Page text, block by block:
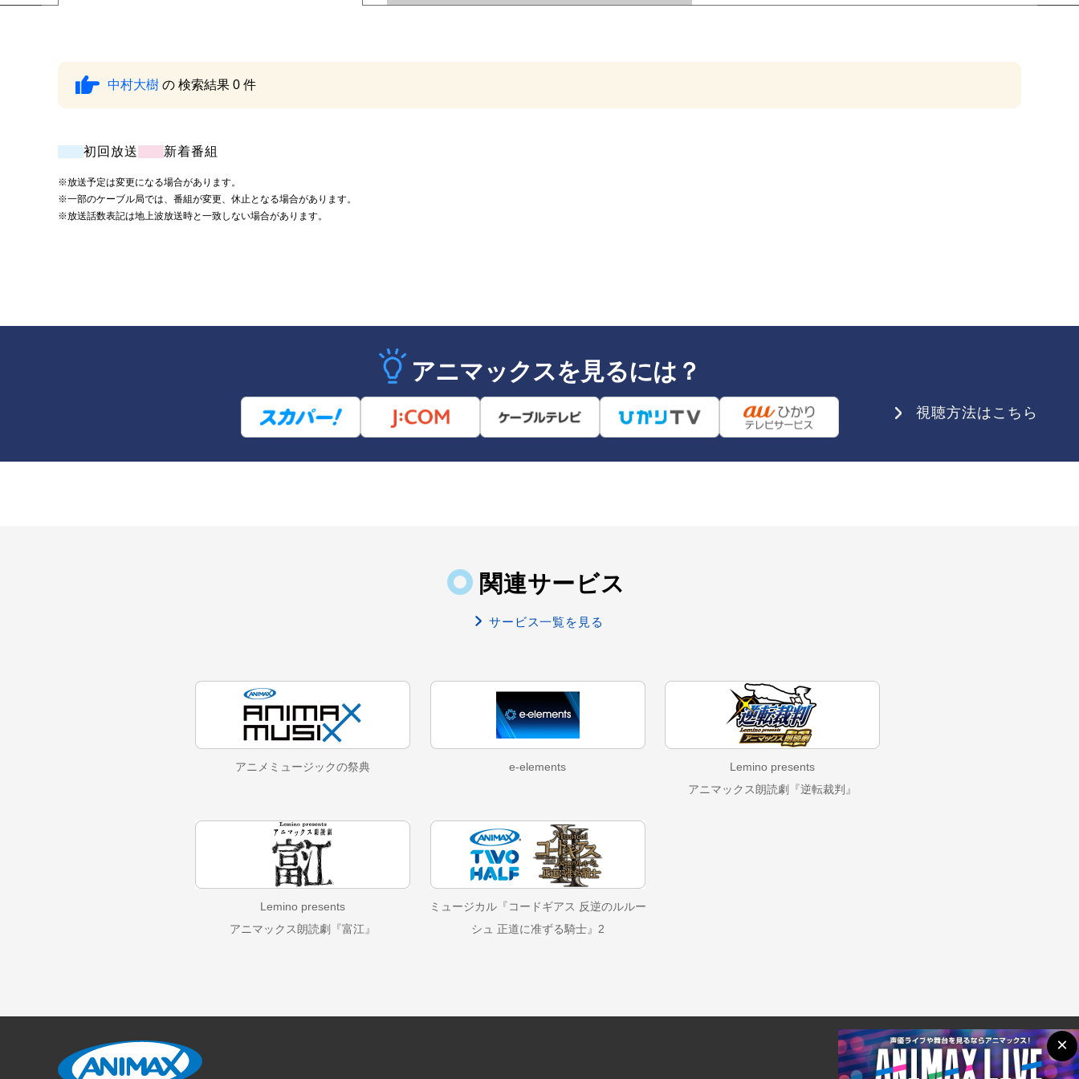
中村大樹 の 検索結果 0 件
初回放送 新着番組
※放送予定は変更になる場合があります。
※一部のケーブル局では、番組が変更、休止となる場合があります。
※放送話数表記は地上波放送時と一致しない場合があります。
アニマックスを見るには？
視聴方法はこちら
×
関連サービス
サービス一覧を見る
アニメミュージックの祭典 e-elements
Lemino presents
アニマックス朗読劇『逆転裁判』
Lemino presents
アニマックス朗読劇『富江』
ミュージカル『コードギアス 反逆のルルー
シュ 正道に准ずる騎士』2